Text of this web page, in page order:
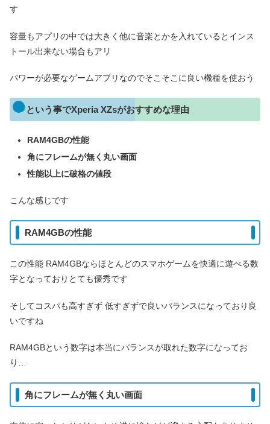
す
容量もアプリの中では大きく他に音楽とかを入れているとインス
トール出来ない場合もアリ
パワーが必要なゲームアプリなのでそこそこに良い機種を使おう
という事でXperia XZsがおすすめな理由
RAM4GBの性能
角にフレームが無く丸い画面
性能以上に破格の値段
こんな感じです
RAM4GBの性能
この性能 RAM4GBならほとんどのスマホゲームを快適に遊べる数
字となっておりとても優秀です
そしてコスパも高すぎず 低すぎずで良いバランスになっており良
いですね
RAM4GBという数字は本当にバランスが取れた数字になってお
り…
角にフレームが無く丸い画面